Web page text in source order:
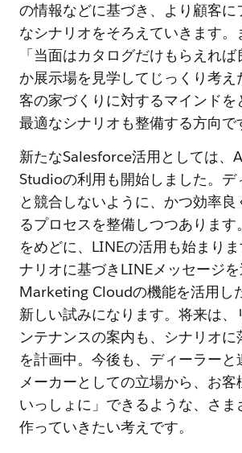
の情報などに基づき、より顧客に
なシナリオをそろえていきます。
「当面はカタログだけもらえれ
か展示場を見学してじっくり考え
客の家づくりに対するマインドを
最適なシナリオも整備する方向で
新たなSalesforce活用としては、
Studioの利用も開始しました。デ
と競合しないように、かつ効率良
るプロセスを整備しつつあります
をめどに、LINEの活用も始まり
ナリオに基づきLINEメッセージ
Marketing Cloudの機能を活用し
新しい試みになります。将来は、
ンテナンスの案内も、シナリオに
を計画中。今後も、ディーラーと
メーカーとしての立場から、お
いっしょに」できるような、さま
作っていきたい考えです。